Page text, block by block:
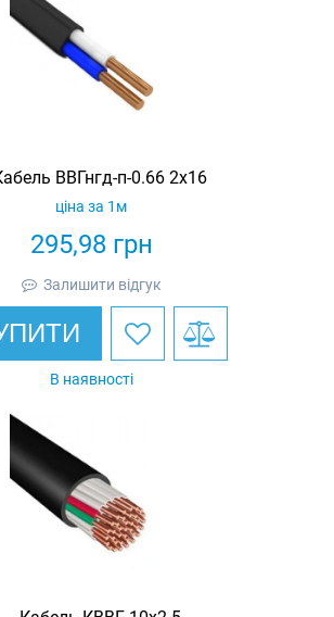
ВВГнгд-п-0.66 2х16
295,98грн
ціна за 1м
Залишити відгук
В наявності